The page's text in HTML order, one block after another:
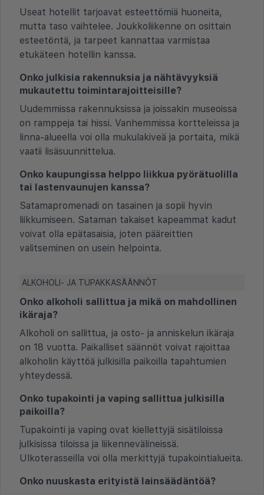
Useat hotellit tarjoavat esteettömiä huoneita,
mutta taso vaihtelee. Joukkoliikenne on osittain
esteetöntä, ja tarpeet kannattaa varmistaa
etukäteen hotellin kanssa.
Onko julkisia rakennuksia ja nähtävyyksiä
mukautettu toimintarajoitteisille?
Uudemmissa rakennuksissa ja joissakin museoissa
on ramppeja tai hissi. Vanhemmissa kortteleissa ja
linna-alueella voi olla mukulakiveä ja portaita, mikä
vaatii lisäsuunnittelua.
Onko kaupungissa helppo liikkua pyörätuolilla
tai lastenvaunujen kanssa?
Satamapromenadi on tasainen ja sopii hyvin
liikkumiseen. Sataman takaiset kapeammat kadut
voivat olla epätasaisia, joten pääreittien
valitseminen on usein helpointa.
ALKOHOLI- JA TUPAKKASÄÄNNÖT
Onko alkoholi sallittua ja mikä on mahdollinen
ikäraja?
Alkoholi on sallittua, ja osto- ja anniskelun ikäraja
on 18 vuotta. Paikalliset säännöt voivat rajoittaa
alkoholin käyttöä julkisilla paikoilla tapahtumien
yhteydessä.
Onko tupakointi ja vaping sallittua julkisilla
paikoilla?
Tupakointi ja vaping ovat kiellettyjä sisätiloissa
julkisissa tiloissa ja liikennevälineissä.
Ulkoterasseilla voi olla merkittyjä tupakointialueita.
Onko nuuskasta erityistä lainsäädäntöä?